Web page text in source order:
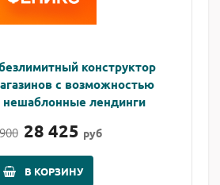
конструктор
с возможностью
нешаблонные лендинги
28 425 руб
В КОРЗИНУ